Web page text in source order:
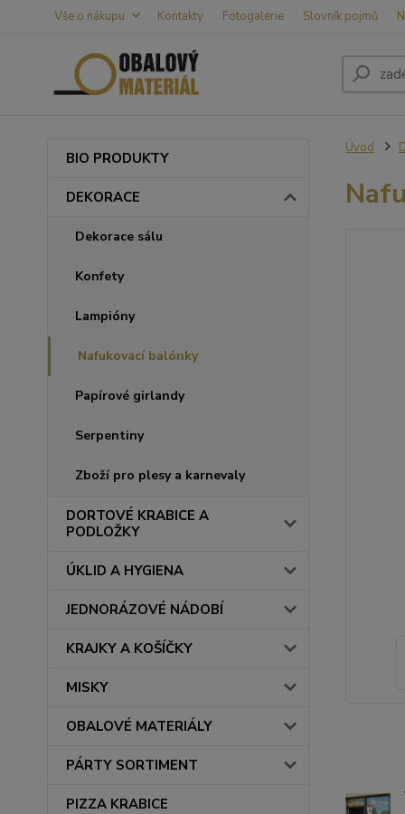
Vše o nákupu Kontakty Fotogalerie Slovník pojmů
BIO PRODUKTY
DEKORACE
Dekorace sálu
Konfety
Lampióny
Nafukovací balónky
Papírové girlandy
Serpentiny
Zboží pro plesy a karnevaly
DORTOVÉ KRABICE A
PODLOŽKY
ÚKLID A HYGIENA
JEDNORÁZOVÉ NÁDOBÍ
KRAJKY A KOŠÍČKY
MISKY
OBALOVÉ MATERIÁLY
PÁRTY SORTIMENT
PIZZA KRABICE
Úvod